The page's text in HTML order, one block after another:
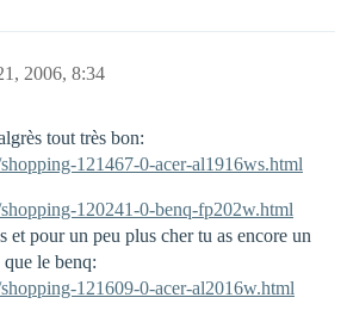
2006, 8:34
tout très bon:
121467-0-acer-al1916ws.html
120241-0-benq-fp202w.html
et pour un peu plus cher tu as encore un
le benq:
121609-0-acer-al2016w.html